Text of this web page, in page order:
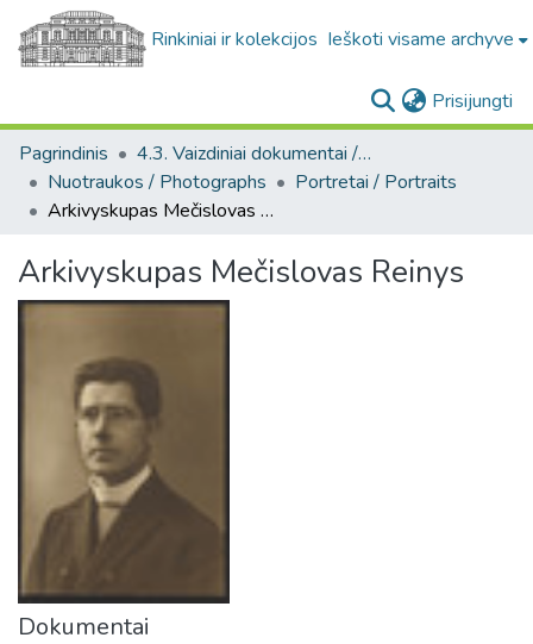
Rinkiniai ir kolekcijos Ieškoti visame archyve
Prisijungti
Pagrindinis
4.3. Vaizdiniai dokumentai / Visual documents
Nuotraukos / Photographs
Portretai / Portraits
Arkivyskupas Mečislovas Reinys
Arkivyskupas Mečislovas Reinys
Dokumentai